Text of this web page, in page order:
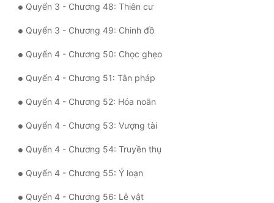
Đẹp Hiệp
Quyển 3 - Chương 48: Thiên cư
Quyển 3 - Chương 49: Chinh đồ
Quyển 4 - Chương 50: Chọc ghẹo
Quyển 4 - Chương 51: Tân pháp
Quyển 4 - Chương 52: Hóa noãn
Quyển 4 - Chương 53: Vượng tài
Quyển 4 - Chương 54: Truyền thụ
Quyển 4 - Chương 55: Ý loạn
Quyển 4 - Chương 56: Lễ vật